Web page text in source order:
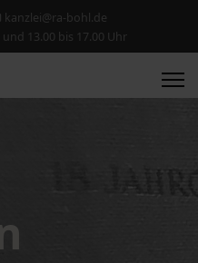
kanzlei@ra-bohl.de
und 13.00 bis 17.00 Uhr